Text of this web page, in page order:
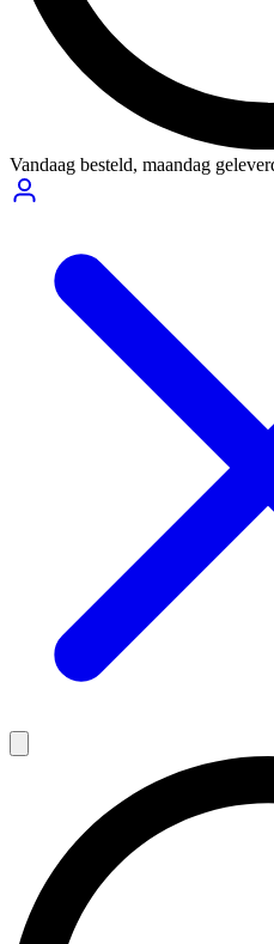
Vandaag besteld, maandag